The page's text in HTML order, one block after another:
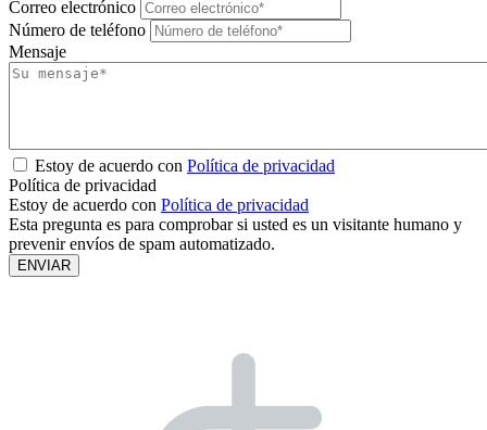
Correo electrónico
Número de teléfono
Mensaje
Estoy de acuerdo con Política de privacidad
Política de privacidad
Estoy de acuerdo con Política de privacidad
Esta pregunta es para comprobar si usted es un visitante humano y
prevenir envíos de spam automatizado.